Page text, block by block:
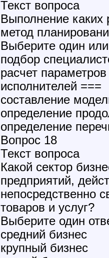
Текст вопроса
Выполнение каких
метод
Выберите один
подбор
расчет
исполнителей ===
составление
определение
определение
Вопрос 18
Текст вопроса
Какой сектор
предприятий,
непосредственно
товаров и услуг?
Выберите один
средний бизнес
крупный бизнес